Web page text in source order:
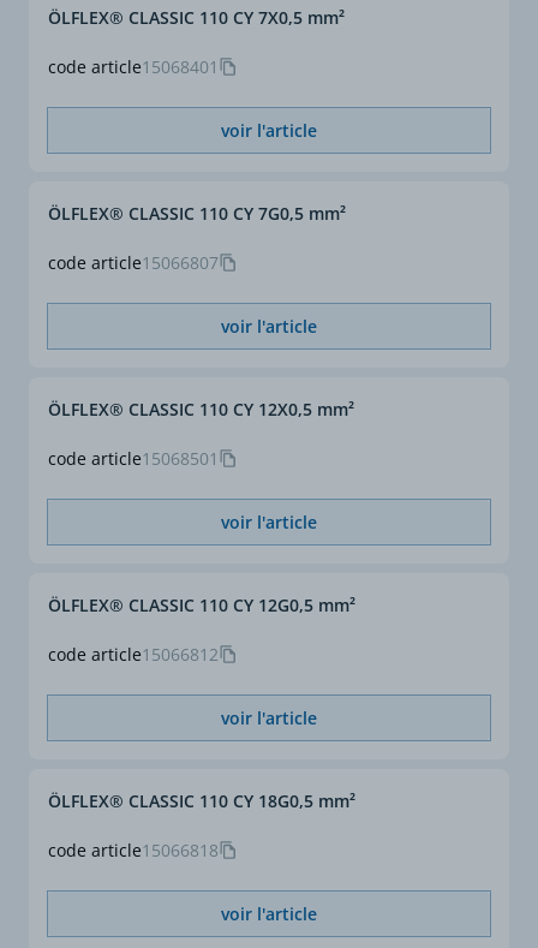
code article15068401
ÖLFLEX® CLASSIC 110 CY 7X0,5 mm²
voir l'article
code article15066807
ÖLFLEX® CLASSIC 110 CY 7G0,5 mm²
voir l'article
code article15068501
ÖLFLEX® CLASSIC 110 CY 12X0,5 mm²
voir l'article
code article15066812
ÖLFLEX® CLASSIC 110 CY 12G0,5 mm²
voir l'article
code article15066818
ÖLFLEX® CLASSIC 110 CY 18G0,5 mm²
voir l'article